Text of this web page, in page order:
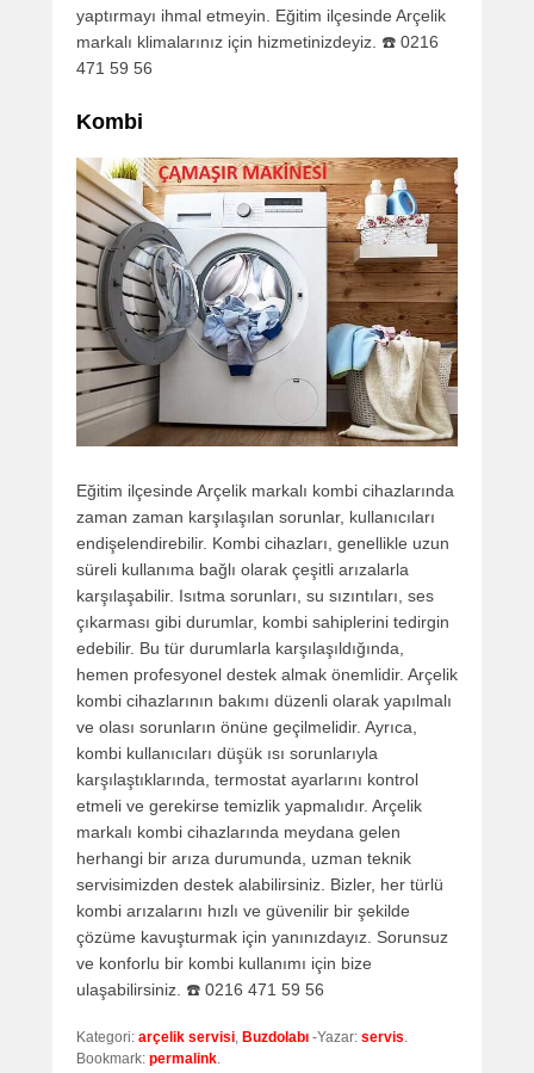
yaptırmayı ihmal etmeyin. Eğitim ilçesinde Arçelik
markalı klimalarınız için hizmetinizdeyiz. ☎️ 0216
471 59 56
Kombi
Eğitim ilçesinde Arçelik markalı kombi cihazlarında
zaman zaman karşılaşılan sorunlar, kullanıcıları
endişelendirebilir. Kombi cihazları, genellikle uzun
süreli kullanıma bağlı olarak çeşitli arızalarla
karşılaşabilir. Isıtma sorunları, su sızıntıları, ses
çıkarması gibi durumlar, kombi sahiplerini tedirgin
edebilir. Bu tür durumlarla karşılaşıldığında,
hemen profesyonel destek almak önemlidir. Arçelik
kombi cihazlarının bakımı düzenli olarak yapılmalı
ve olası sorunların önüne geçilmelidir. Ayrıca,
kombi kullanıcıları düşük ısı sorunlarıyla
karşılaştıklarında, termostat ayarlarını kontrol
etmeli ve gerekirse temizlik yapmalıdır. Arçelik
markalı kombi cihazlarında meydana gelen
herhangi bir arıza durumunda, uzman teknik
servisimizden destek alabilirsiniz. Bizler, her türlü
kombi arızalarını hızlı ve güvenilir bir şekilde
çözüme kavuşturmak için yanınızdayız. Sorunsuz
ve konforlu bir kombi kullanımı için bize
ulaşabilirsiniz. ☎️ 0216 471 59 56
Kategori: arçelik servisi Buzdolabı -Yazar: servis
Bookmark: permalink